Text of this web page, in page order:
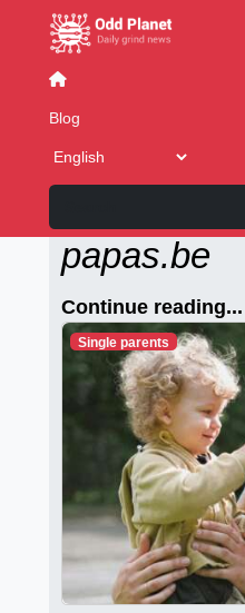
Blog
papas.be
Continue reading...
Single parents